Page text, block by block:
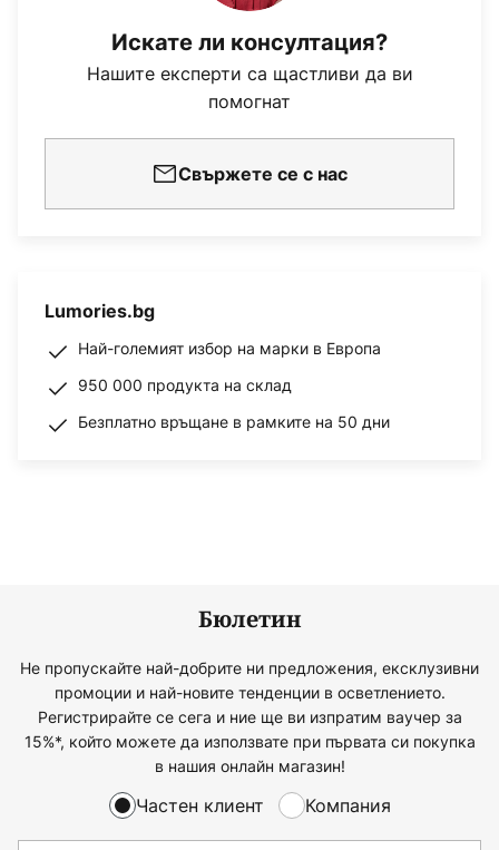
Искате ли консултация?
Нашите експерти са щастливи да ви
помогнат
Свържете се с нас
Lumories.bg
Най-големият избор на марки в Европа
950 000 продукта на склад
Безплатно връщане в рамките на 50 дни
Бюлетин
Не пропускайте най-добрите ни предложения, ексклузивни
промоции и най-новите тенденции в осветлението.
Регистрирайте се сега и ние ще ви изпратим ваучер за
15%*, който можете да използвате при първата си покупка
в нашия онлайн магазин!
Частен клиент Компания